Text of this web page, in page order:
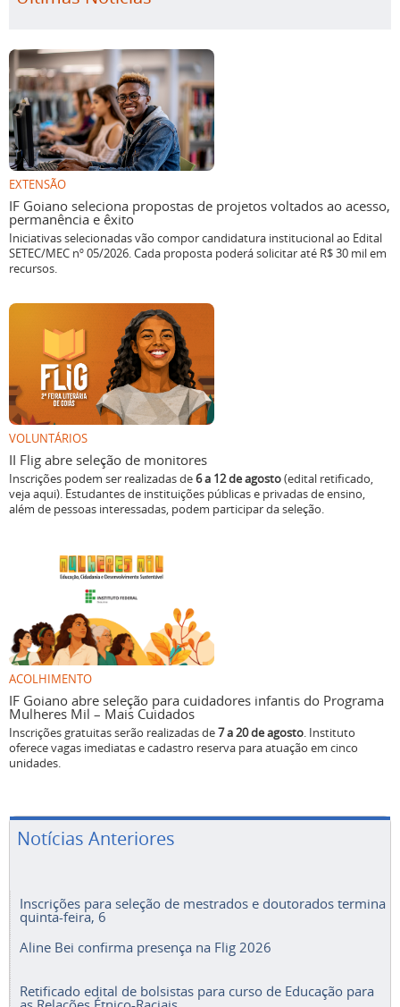
EXTENSÃO
IF Goiano seleciona propostas de projetos voltados ao acesso,
permanência e êxito
Iniciativas selecionadas vão compor candidatura institucional ao Edital
SETEC/MEC nº 05/2026. Cada proposta poderá solicitar até R$ 30 mil em
recursos.
VOLUNTÁRIOS
II Flig abre seleção de monitores
Inscrições podem ser realizadas de6 a 12 de agosto(edital retificado,
veja aqui). Estudantes de instituições públicas e privadas de ensino,
além de pessoas interessadas, podem participar da seleção.
ACOLHIMENTO
IF Goiano abre seleção para cuidadores infantis do Programa
Mulheres Mil – Mais Cuidados
Inscrições gratuitas serão realizadas de7 a 20 de agosto. Instituto
oferece vagas imediatas e cadastro reserva para atuação em cinco
unidades.
Notícias Anteriores
Inscrições para seleção de mestrados e doutorados termina
quinta-feira, 6
Aline Bei confirma presença na Flig 2026
Retificado edital de bolsistas para curso de Educação para